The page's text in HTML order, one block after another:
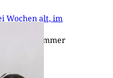
Welpenzimmer